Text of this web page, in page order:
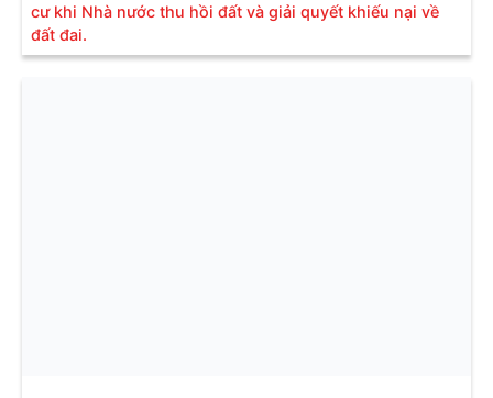
cư khi Nhà nước thu hồi đất và giải quyết khiếu nại về
đất đai.